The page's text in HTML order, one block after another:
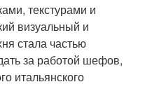
текстурами и
визуальный и
стала частью
за работой шефов,
итальянского